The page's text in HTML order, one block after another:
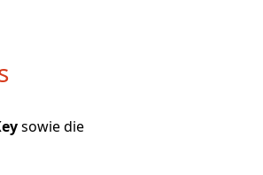
sowie die